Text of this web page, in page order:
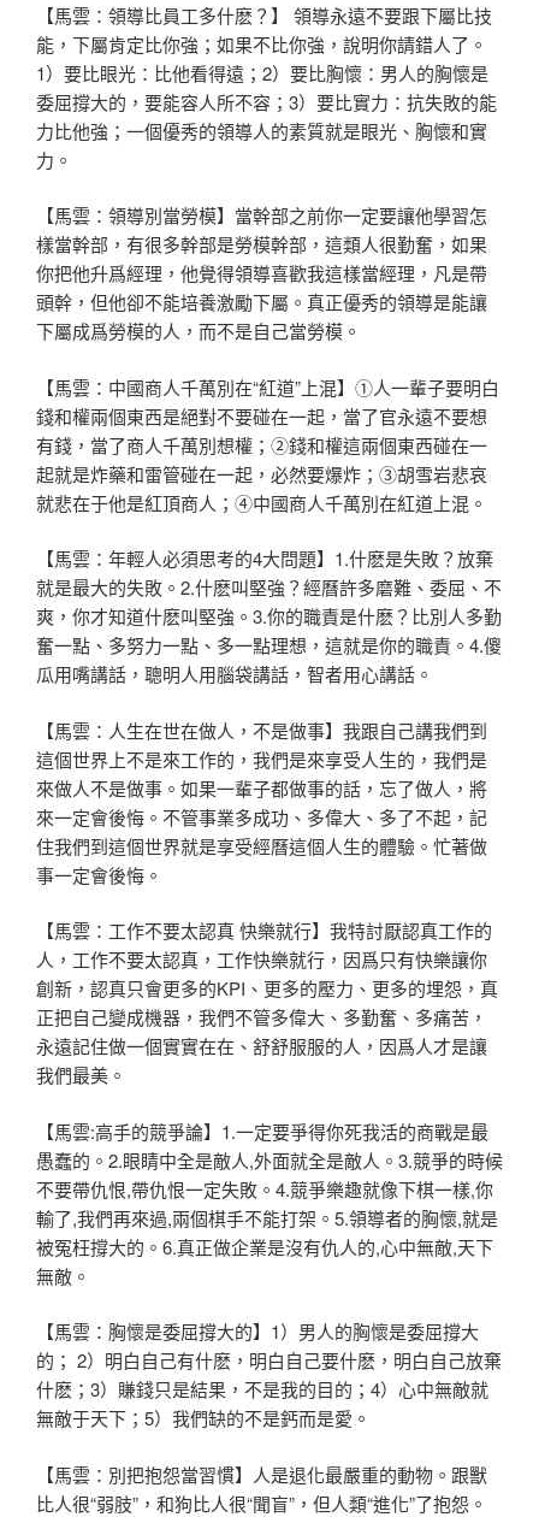
【馬雲：領導比員工多什麽？】 領導永遠不要跟下屬比技
能，下屬肯定比你強；如果不比你強，說明你請錯人了。
1）要比眼光：比他看得遠；2）要比胸懷：男人的胸懷是
委屈撐大的，要能容人所不容；3）要比實力：抗失敗的能
力比他強；一個優秀的領導人的素質就是眼光、胸懷和實
力。
【馬雲：領導別當勞模】當幹部之前你一定要讓他學習怎
樣當幹部， 有很多幹部是勞模幹部，這類人很勤奮，如果
你把他升爲經理，他覺得領導喜歡我這樣當經理，凡是帶
頭幹，但他卻不能培養激勵下屬。 真正優秀的領導是能讓
下屬成爲勞模的人，而不是自己當勞模。
【馬雲：中國商人千萬別在“紅道”上混】①人一輩子要明白
錢和權兩個東西是絕對不要碰在一起，當了官永遠不要想
有錢，當了商人千萬別想權；②錢和權這兩個東西碰在一
起就是炸藥和雷管碰在一起， 必然要爆炸；③胡雪岩悲哀
就悲在于他是紅頂商人；④中國商人千萬別在紅道上混。
【馬雲：年輕人必須思考的4大問題】1.什麽是失敗？放棄
就是最大的失敗。2.什麽叫堅強？經曆許多磨難、委屈、不
爽，你才知道什麽叫堅強。3.你的職責是什麽？比別人多勤
奮一點、多努力一點 、多一點理想，這就是你的職責。4.傻
瓜用嘴講話，聰明人用腦袋講話，智者用心講話。
【馬雲：人生在世在做人，不是做事】我跟自己講我們到
這個世界上不是來工作的，我們是來享受人生的，我們是
來做人不是做事。如果一輩子都做事的話，忘了做人，將
來一定會後悔。不管事業多成功、 多偉大、多了不起，記
住我們到這個世界就是享受經曆這個人生的體驗。忙著做
事一定會後悔。
【馬雲：工作不要太認真 快樂就行】我特討厭認真工作的
人，工作不要太認真，工作快樂就行 ，因爲只有快樂讓你
創新，認真只會更多的KPI、更多的壓力、更多的埋怨，真
正把自己變成機器，我們不管多偉大、多勤奮、多痛苦 ，
永遠記住做一個實實在在、舒舒服服的人，因爲人才是讓
我們最美 。
【馬雲:高手的競爭論】1.一定要爭得你死我活的商戰是最
愚蠢的 。2.眼睛中全是敵人,外面就全是敵人。3.競爭的時候
不要帶仇恨,帶仇恨一定失敗。4.競爭樂趣就像下棋一樣,你
輸了,我們再來過,兩個棋手不能打架。5.領導者的胸懷,就是
被冤枉撐大的。 6.真正做企業是沒有仇人的,心中無敵,天下
無敵。
【馬雲：胸懷是委屈撐大的】1）男人的胸懷是委屈撐大
的； 2）明白自己有什麽，明白自己要什麽，明白自己放棄
什麽；3）賺錢只是結果，不是我的目的；4）心中無敵就
無敵于天下；5）我們缺的不是鈣而是愛。
【馬雲：別把抱怨當習慣】人是退化最嚴重的動物。跟獸
比人很“弱肢”，和狗比人很“聞盲”，但人類“進化”了抱怨。